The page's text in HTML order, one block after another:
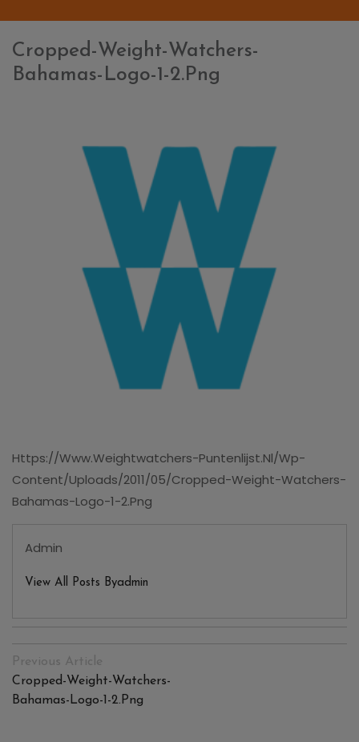
Cropped-Weight-Watchers-
Bahamas-Logo-1-2.png
Https://www.weightwatchers-Puntenlijst.nl/wp-
Content/uploads/2011/05/cropped-Weight-Watchers-
Bahamas-Logo-1-2.png
Admin
View All Posts Byadmin
Bericht
Navigatie
Previous Article
Cropped-Weight-Watchers-
Bahamas-Logo-1-2.png